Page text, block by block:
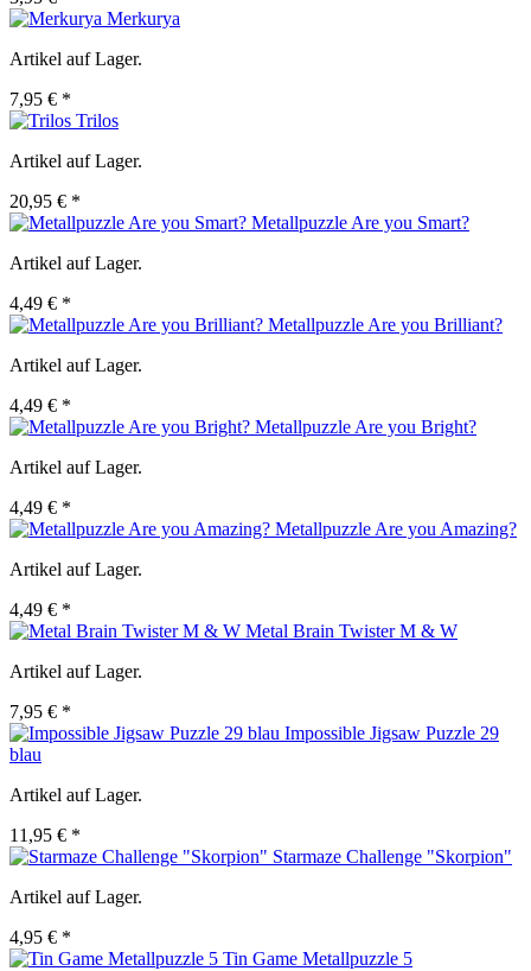
Merkurya
Artikel auf Lager.
7,95 € *
Trilos
Artikel auf Lager.
20,95 € *
Metallpuzzle Are you Smart?
Artikel auf Lager.
4,49 € *
Metallpuzzle Are you Brilliant?
Artikel auf Lager.
4,49 € *
Metallpuzzle Are you Bright?
Artikel auf Lager.
4,49 € *
Metallpuzzle Are you Amazing?
Artikel auf Lager.
4,49 € *
Metal Brain Twister M & W
Artikel auf Lager.
7,95 € *
Impossible Jigsaw Puzzle 29
blau
Artikel auf Lager.
11,95 € *
Starmaze Challenge "Skorpion"
Artikel auf Lager.
4,95 € *
Tin Game Metallpuzzle 5